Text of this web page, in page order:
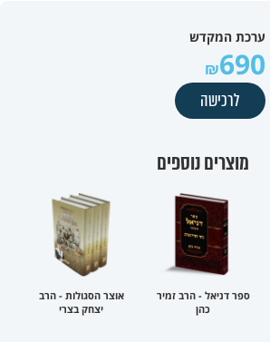
ערכת המקדש
690
לרכישה
מוצרים נוספים
ספר דניאל - הרב זמיר
כהן
אוצר הסגולות - הרב
יצחק בצרי